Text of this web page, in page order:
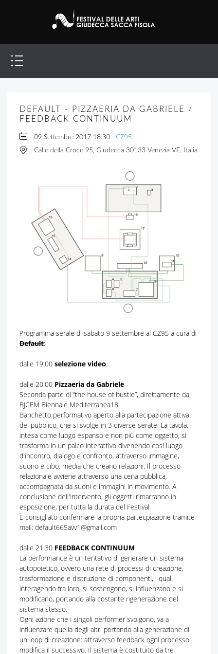
DEFAULT - PIZZAERIA DA GABRIELE /
FEEDBACK CONTINUUM
09 Settembre 2017 18:30 CZ95
Calle della Croce 95, Giudecca 30133 Venezia VE, Italia
Programma serale di sabato 9 settembre al CZ95 a cura di
Default:
dalle 19.00 selezione video
dalle 20.00 Pizzaeria da Gabriele
Seconda parte di “the house of bustle”, direttamente da
BJCEM Biennale Mediterranea18.
Banchetto performativo aperto alla partecipazione attiva
del pubblico, che si svolge in 3 diverse serate. La tavola,
intesa come luogo espanso e non più come oggetto, si
trasforma in un palco interattivo divenendo così luogo
d'incontro, dialogo e confronto, attraverso immagine,
suono e cibo: media che creano relazioni. Il processo
relazionale avviene attraverso una cena pubblica,
accompagnata da suoni e immagini in movimento. A
conclusione dell'intervento, gli oggetti rimarranno in
esposizione, per tutta la durata del Festival.
È consigliato confermare la propria partecpiazione tramite
mail: default665avv1@gmail.com
dalle 21.30 FEEDBACK CONTINUUM
La performance è un tentativo di generare un sistema
autopoietico, ovvero una rete di processi di creazione,
trasformazione e distruzione di componenti, i quali
interagendo fra loro, si sostengono, si influenzano e si
modificano, portando alla costante rigenerazione del
sistema stesso.
Ogni azione che i singoli performer svolgono, va a
influenzare quella degli altri portando alla generazione di
un loop di creazione: attraverso feedback ogni processo
modifica il successivo. Il sistema è costituito da tre